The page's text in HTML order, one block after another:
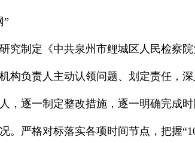
”
究制定《中共泉州市鲤城区人民检察
构负责人主动认领问题、划定责任，
，逐一制定整改措施，逐一明确完成
严格对标落实各项时间节点，把握